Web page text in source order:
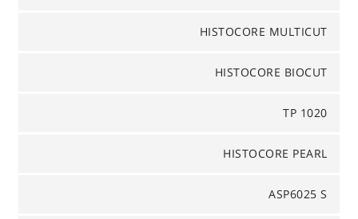
HISTOCORE MULTICUT
HISTOCORE BIOCUT
TP 1020
HISTOCORE PEARL
ASP6025 S